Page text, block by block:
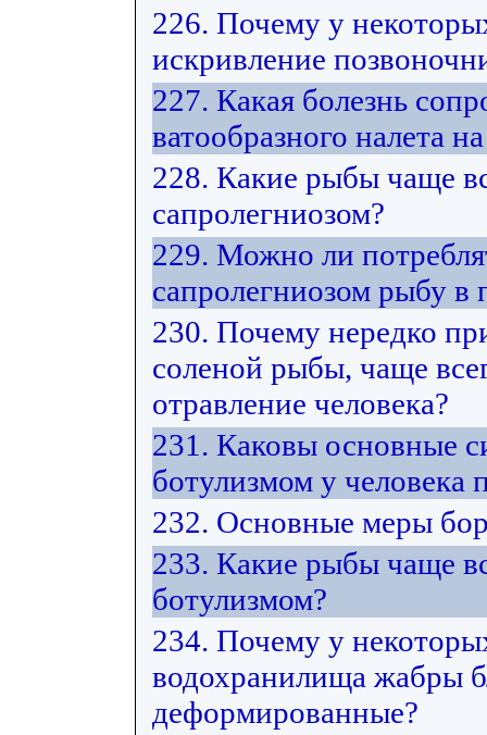
226. Почему у
искривление
227. Какая болезнь
ватообразного налета
228. Какие рыбы чаще
сапролегниозом?
229. Можно ли
сапролегниозом рыбу в
230. Почему нередко
соленой рыбы, чаще
отравление человека?
231. Каковы основные
ботулизмом у
232. Основные меры
233. Какие рыбы чаще
ботулизмом?
234. Почему у
водохранилища жабры
деформированные?